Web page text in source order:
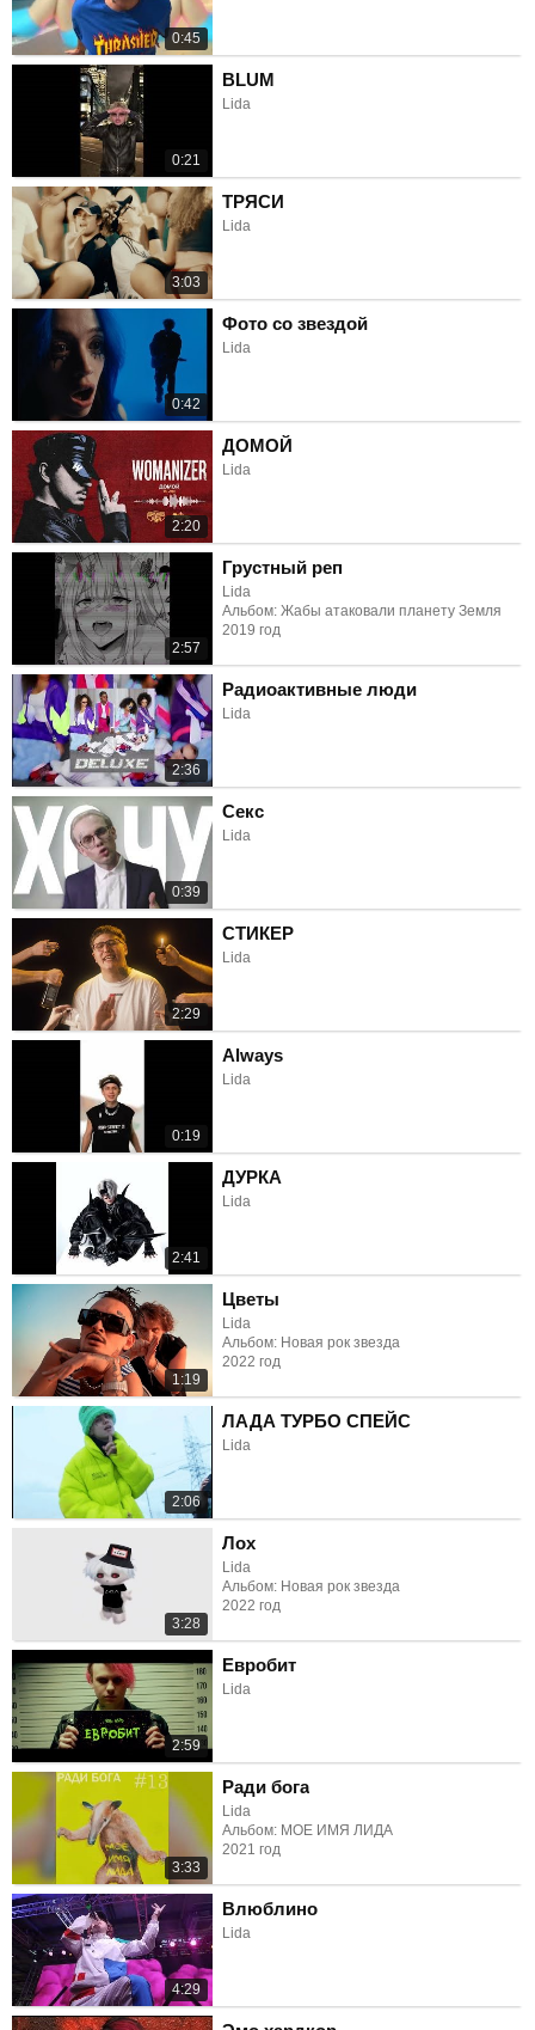
0:45
0:21
BLUM
Lida
3:03
ТРЯСИ
Lida
0:42
Фото со звездой
Lida
2:20
ДОМОЙ
Lida
2:57
Грустный реп
Lida
Альбом: Жабы атаковали планету Земля
2019 год
2:36
Радиоактивные люди
Lida
0:39
Секс
Lida
2:29
СТИКЕР
Lida
0:19
Always
Lida
2:41
ДУРКА
Lida
1:19
Цветы
Lida
Альбом: Новая рок звезда
2022 год
2:06
ЛАДА ТУРБО СПЕЙС
Lida
3:28
Лох
Lida
Альбом: Новая рок звезда
2022 год
2:59
Евробит
Lida
3:33
Ради бога
Lida
Альбом: МОЕ ИМЯ ЛИДА
2021 год
4:29
Влюблино
Lida